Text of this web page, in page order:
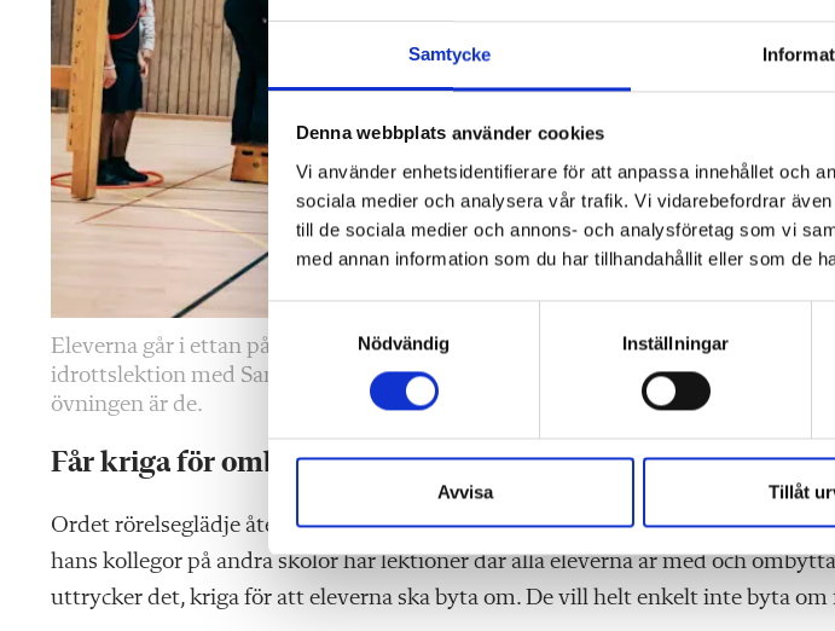
Samtycke
Denna webbplats använder cookies
Vi använder enhetsidentifierare för att anpassa innehållet och
sociala medier och analysera vår trafik. Vi vidarebefordrar
till de sociala medier och annons- och analysföretag som vi
med annan information som du har tillhandahållit eller som de
S
a
m
e
s
a
Nödvändig Inställningar
Avvisa Tillåt
Eleverna går i ettan på vård- och omsorgs­programmet på Angereds­­gymnasiet i
idrottslektion med Saman Tahmas. Att få dem att byta om till idrottskläder är
övningen är de.
Får kriga för ombyte
Ordet rörelseglädje återkommerhan till gång på gång. Han pratar om olika
hans kollegor på andra skolor har lektioner där alla eleverna är med och
uttrycker det, kriga för att eleverna ska byta om. De vill helt enkelt inte byta